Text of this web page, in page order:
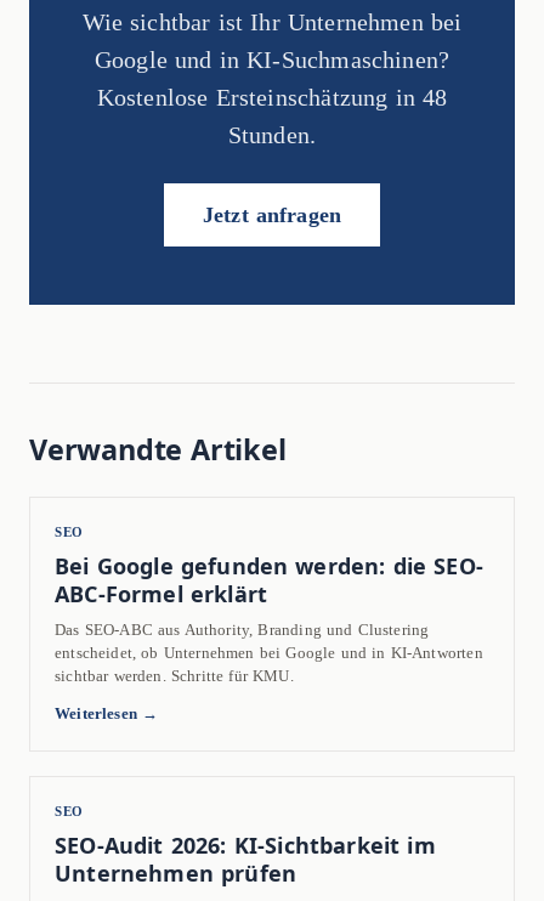
Wie sichtbar ist Ihr Unternehmen bei
Google und in KI-Suchmaschinen?
Kostenlose Ersteinschätzung in 48
Stunden.
Jetzt anfragen
Verwandte Artikel
SEO
Bei Google gefunden werden: die SEO-
ABC-Formel erklärt
Das SEO-ABC aus Authority, Branding und Clustering
entscheidet, ob Unternehmen bei Google und in KI-Antworten
sichtbar werden. Schritte für KMU.
Weiterlesen →
SEO
SEO-Audit 2026: KI-Sichtbarkeit im
Unternehmen prüfen